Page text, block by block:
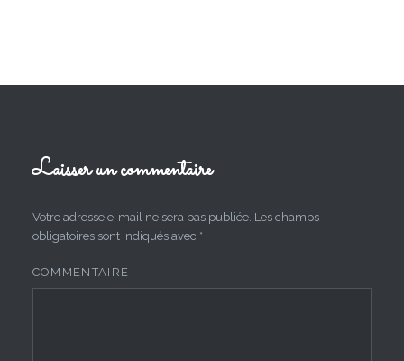
Laisser un commentaire
Votre adresse e-mail ne sera pas publiée. Les champs
obligatoires sont indiqués avec *
COMMENTAIRE